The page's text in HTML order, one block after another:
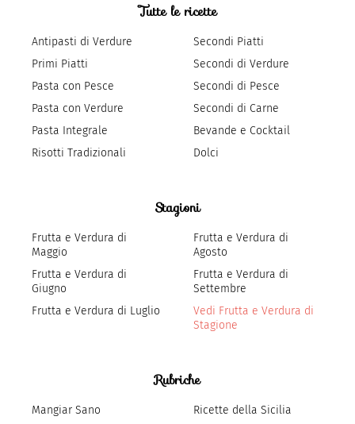
Tutte le ricette
Antipasti di Verdure
Primi Piatti
Pasta con Pesce
Pasta con Verdure
Pasta Integrale
Risotti Tradizionali
Secondi Piatti
Secondi di Verdure
Secondi di Pesce
Secondi di Carne
Bevande e Cocktail
Dolci
Stagioni
Frutta e Verdura di
Maggio
Frutta e Verdura di
Giugno
Frutta e Verdura di Luglio
Frutta e Verdura di
Agosto
Frutta e Verdura di
Settembre
Vedi Frutta e Verdura di
Stagione
Rubriche
Mangiar Sano
Ricette della Sicilia